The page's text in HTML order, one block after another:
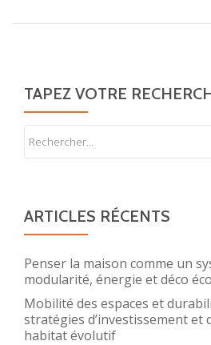
TAPEZ VOTRE
ARTICLES RÉCENTS
Penser la maison comme un
modularité, énergie et déco
Mobilité des espaces et
stratégies d’investissement et
habitat évolutif